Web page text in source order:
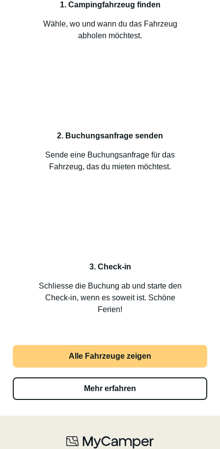
1. Campingfahrzeug finden
Wähle, wo und wann du das Fahrzeug
abholen möchtest.
2. Buchungsanfrage senden
Sende eine Buchungsanfrage für das
Fahrzeug, das du mieten möchtest.
3. Check-in
Schliesse die Buchung ab und starte den
Check-in, wenn es soweit ist. Schöne
Ferien!
Alle Fahrzeuge zeigen
Mehr erfahren